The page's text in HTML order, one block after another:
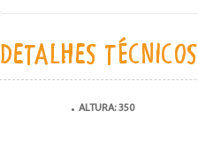
DETALHES TÉCNICOS
ALTURA: 350